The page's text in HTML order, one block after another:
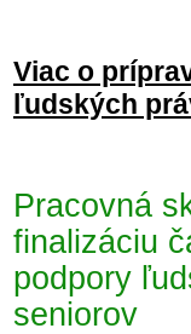
Viac o
ľudských
Pracovná
finalizáciu
podpory
seniorov